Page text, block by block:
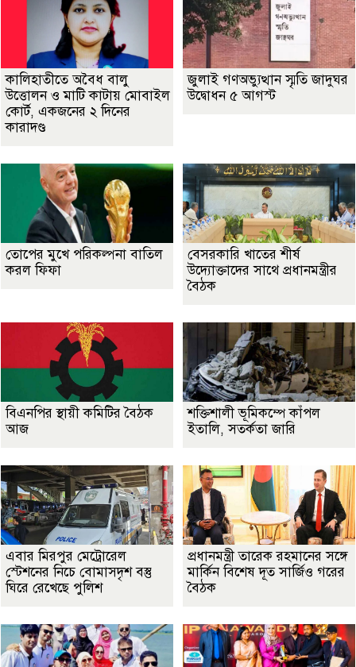
কালিহাতীতে অবৈধ বালু
উত্তোলন ও মাটি কাটায় মোবাইল
কোর্ট, একজনের ২ দিনের
কারাদণ্ড
জুলাই গণঅভ্যুত্থান স্মৃতি জাদুঘর
উদ্বোধন ৫ আগস্ট
তোপের মুখে পরিকল্পনা বাতিল
করল ফিফা
বেসরকারি খাতের শীর্ষ
উদ্যোক্তাদের সাথে প্রধানমন্ত্রীর
বৈঠক
বিএনপির স্থায়ী কমিটির বৈঠক
আজ
শক্তিশালী ভূমিকম্পে কাঁপল
ইতালি, সতর্কতা জারি
এবার মিরপুর মেট্রোরেল
স্টেশনের নিচে বোমাসদৃশ বস্তু
ঘিরে রেখেছে পুলিশ
প্রধানমন্ত্রী তারেক রহমানের সঙ্গে
মার্কিন বিশেষ দূত সার্জিও গরের
বৈঠক